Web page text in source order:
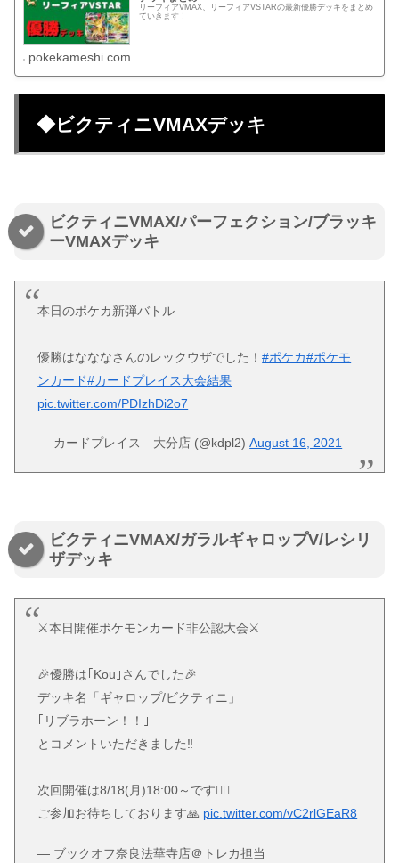
リーフィアVMAX、リーフィアVSTARの最新優勝デッキをまとめ
ていきます！
pokekameshi.com
◆ビクティニVMAXデッキ
ビクティニVMAX/パーフェクション/ブラッキ
ーVMAXデッキ
本日のポケカ新弾バトル
優勝はなななさんのレックウザでした！#ポケカ#ポケモ
ンカード#カードプレイス大会結果
pic.twitter.com/PDIzhDi2o7
— カードプレイス 大分店 (@kdpl2)August 16, 2021
ビクティニVMAX/ガラルギャロップV/レシリ
ザデッキ
⚔️本日開催ポケモンカード非公認大会⚔️
🎉優勝は｢Kou｣さんでした🎉
デッキ名「ギャロップ/ビクティニ」
｢リブラホーン！！｣
とコメントいただきました‼️
次回開催は8/18(月)18:00～です🙇‍♂️
ご参加お待ちしております🙏 pic.twitter.com/vC2rlGEaR8
— ブックオフ奈良法華寺店＠トレカ担当